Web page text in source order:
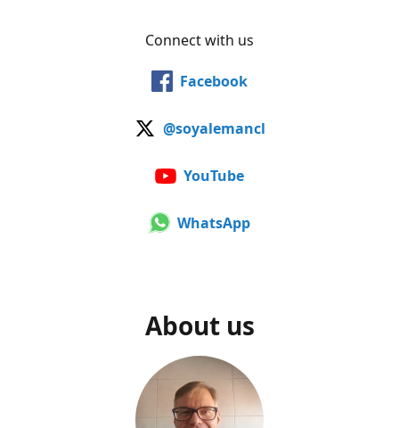
Connect with us
Facebook
@soyalemancl
YouTube
WhatsApp
About us